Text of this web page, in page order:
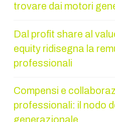
trovare dai motori
Dal profit share al
equity ridisegna la
professionali
Compensi e
professionali: il nodo
generazionale